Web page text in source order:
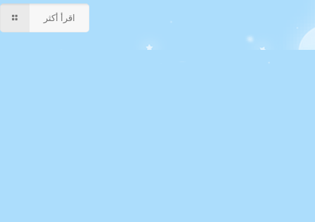
اقرأ أكثر